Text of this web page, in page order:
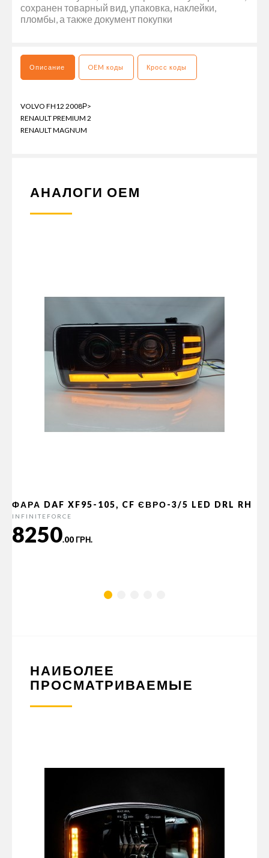
сохранен товарный вид, упаковка, наклейки,
пломбы, а также документ покупки
Описание OEM коды Кросс коды
VOLVO FH12 2008Р>
RENAULT PREMIUM 2
RENAULT MAGNUM
АНАЛОГИ ОЕМ
ФАРА DAF XF95-105, CF ЄВРО-3/5 LED DRL RH
INFINITEFORCE
8250.00 ГРН.
НАИБОЛЕЕ
ПРОСМАТРИВАЕМЫЕ